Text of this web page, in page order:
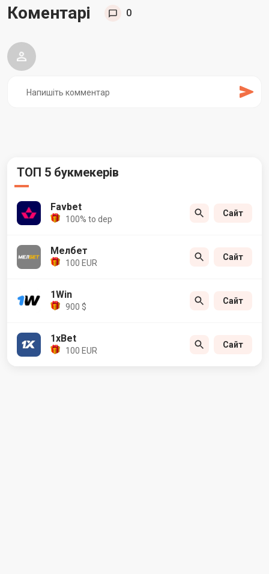
Коментарі 0
ТОП 5 букмекерів
Favbet
100% to dep
Сайт
Мелбет
100 EUR
Сайт
1Win
900 $
Сайт
1xBet
100 EUR
Сайт